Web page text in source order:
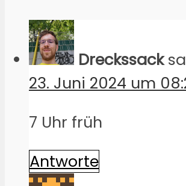
Dreckssack
23. Juni 2024 um
7 Uhr früh
Antworte